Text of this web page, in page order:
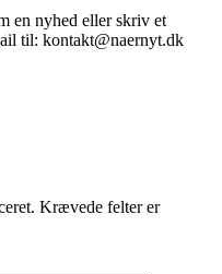
en nyhed eller skriv et
til: kontakt@naernyt.dk
Krævede felter er